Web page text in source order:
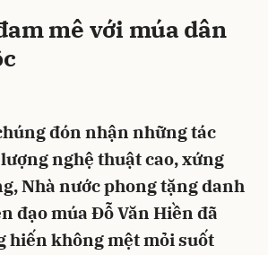
mê với múa dân
đón nhận những tác
nghệ thuật cao, xứng
Nhà nước phong tặng danh
đạo múa Đỗ Văn Hiền đã
hiến không mệt mỏi suốt
Hủy Gửi